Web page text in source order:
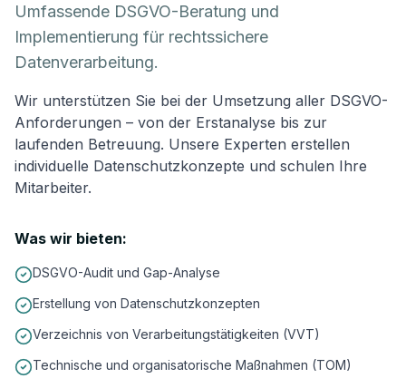
Umfassende DSGVO-Beratung und
Implementierung für rechtssichere
Datenverarbeitung.
Wir unterstützen Sie bei der Umsetzung aller DSGVO-
Anforderungen – von der Erstanalyse bis zur
laufenden Betreuung. Unsere Experten erstellen
individuelle Datenschutzkonzepte und schulen Ihre
Mitarbeiter.
Was wir bieten:
DSGVO-Audit und Gap-Analyse
Erstellung von Datenschutzkonzepten
Verzeichnis von Verarbeitungstätigkeiten (VVT)
Technische und organisatorische Maßnahmen (TOM)